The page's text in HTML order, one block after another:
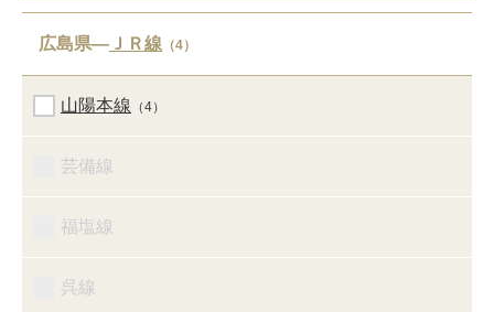
広島県― ＪＲ線 （4）
山陽本線 （4）
芸備線
福塩線
呉線